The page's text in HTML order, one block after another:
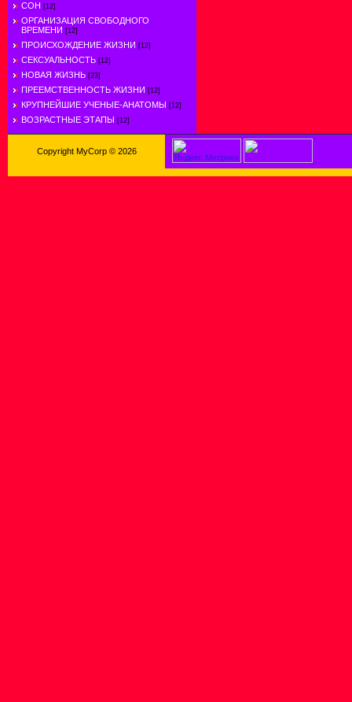
СОН [12]
ОРГАНИЗАЦИЯ СВОБОДНОГО
ВРЕМЕНИ [12]
ПРОИСХОЖДЕНИЕ ЖИЗНИ [12]
СЕКСУАЛЬНОСТЬ [12]
НОВАЯ ЖИЗНЬ [23]
ПРЕЕМСТВЕННОСТЬ ЖИЗНИ [12]
КРУПНЕЙШИЕ УЧЕНЫЕ-АНАТОМЫ [12]
ВОЗРАСТНЫЕ ЭТАПЫ [12]
Copyright MyCorp © 2026